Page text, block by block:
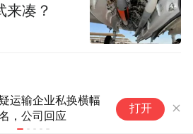
珍珠扇、学科普！
的母乳喂养课太治
第二十章：
河》小说连
打开
来凑？